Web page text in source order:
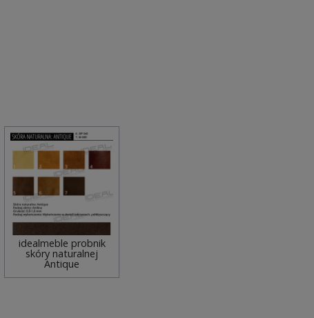
idealmeble probnik
skóry naturalnej
Antique